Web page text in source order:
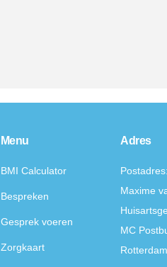
Menu
BMI Calculator
Bespreken
Gesprek voeren
Zorgkaart
Adres
Maxime
MC
Rotterdam